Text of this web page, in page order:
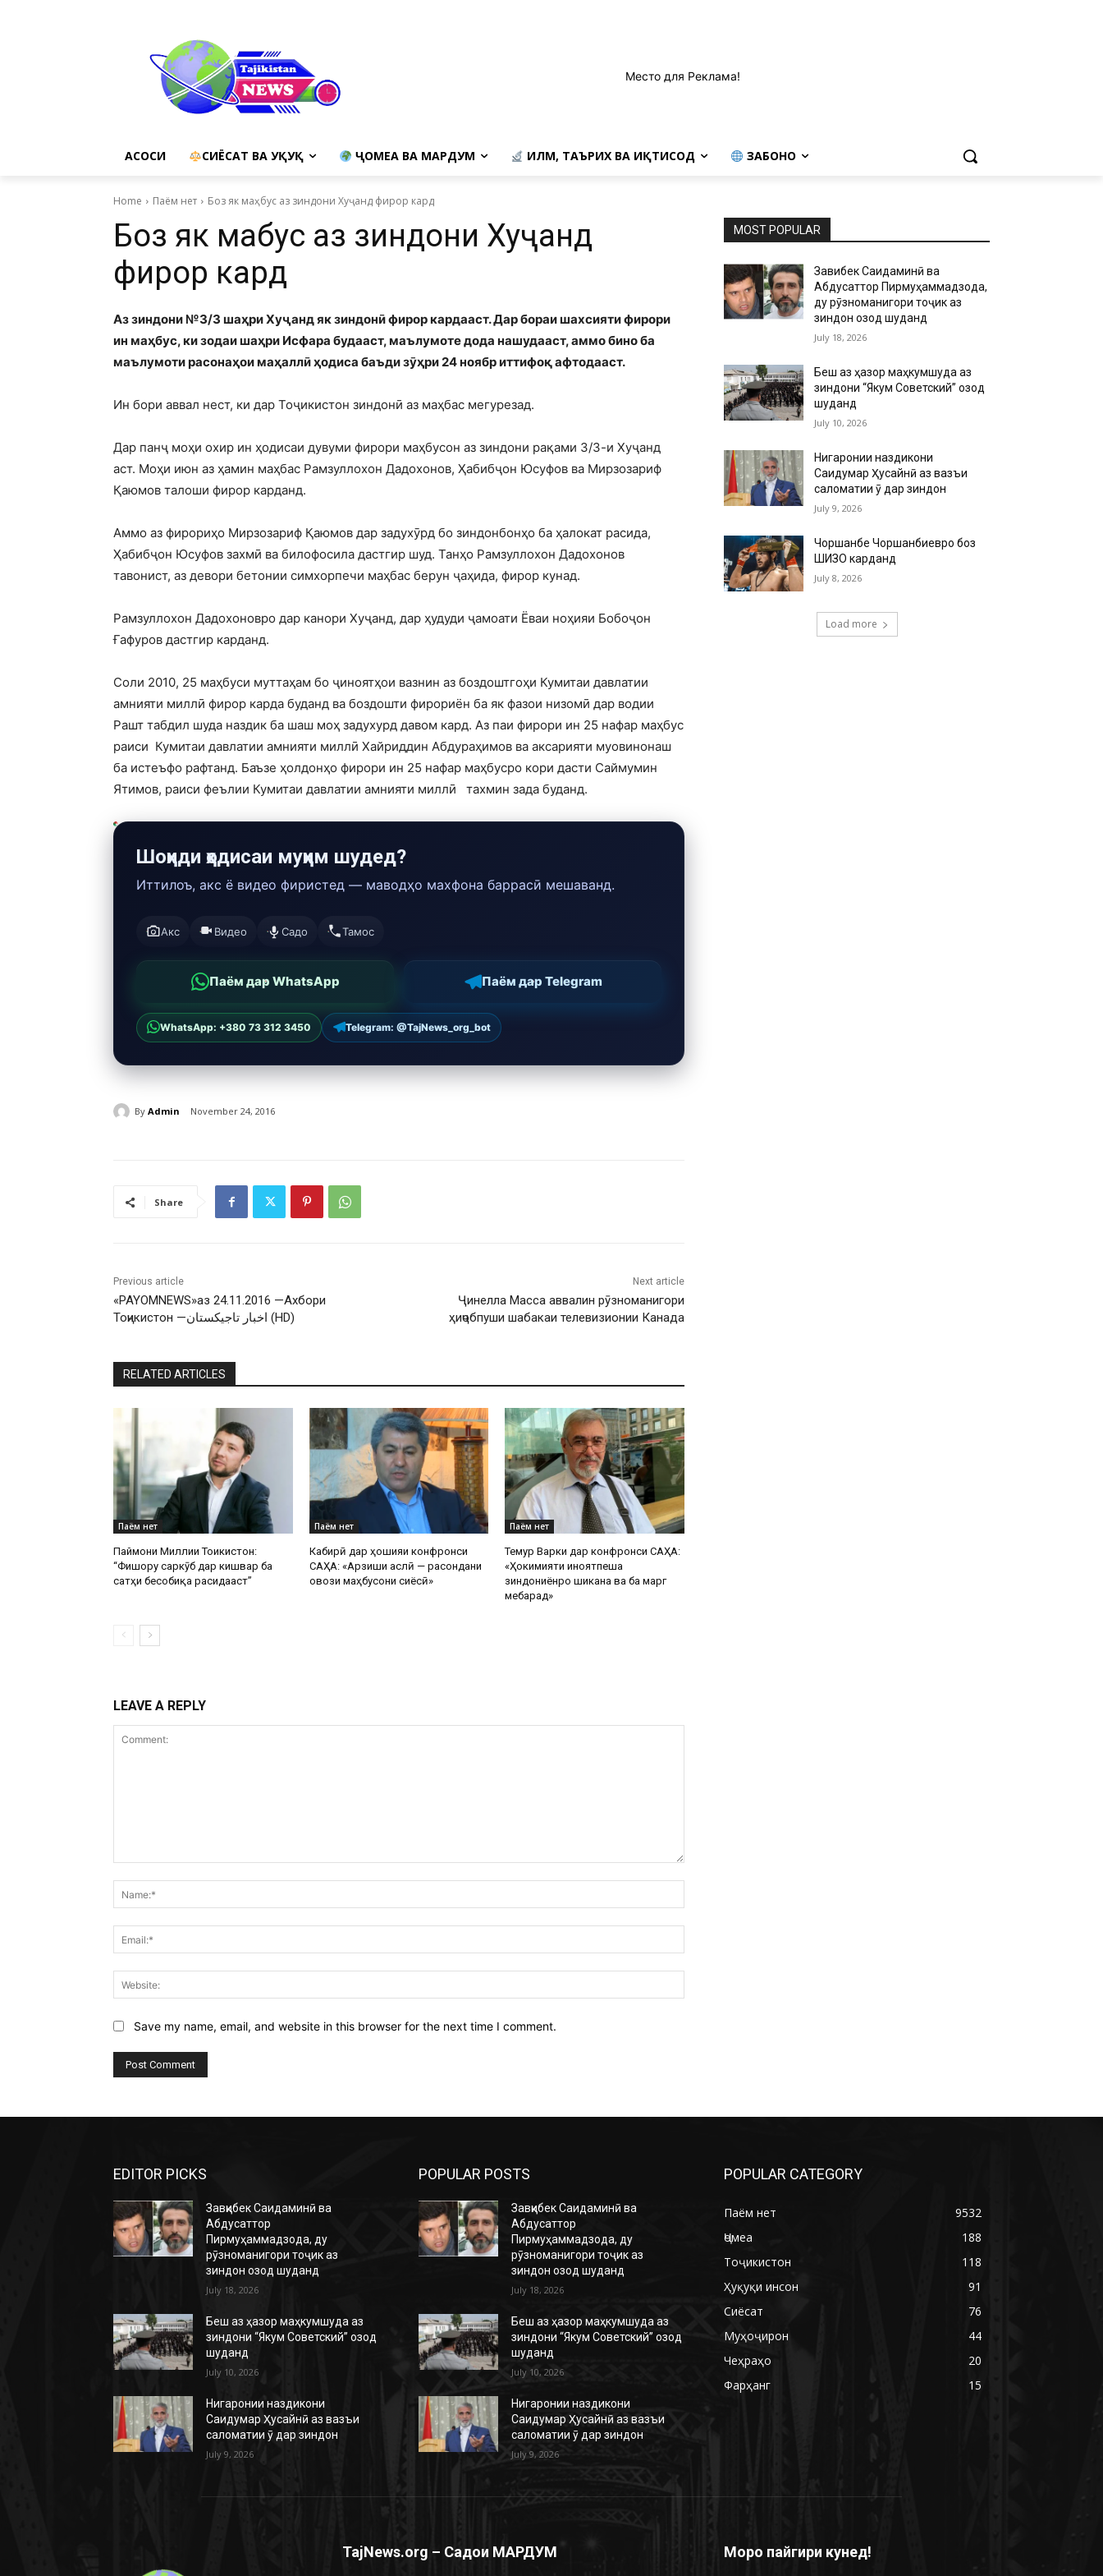
Место для Реклама!
АСОСИ СИЁСАТ ВА ҲУҚУҚ ҶОМЕА ВА МАРДУМ ИЛМ, ТАЪРИХ ВА ИҚТИСОД ЗАБОНҲО
Home Паём нет Боз як маҳбус аз зиндони Хуҷанд фирор кард
Боз як маҳбус аз зиндони Хуҷанд
фирор кард
Аз зиндони №3/3 шаҳри Хуҷанд як зиндонӣ фирор кардааст. Дар бораи шахсияти фирори
ин маҳбус, ки зодаи шаҳри Исфара будааст, маълумоте дода нашудааст, аммо бино ба
маълумоти расонаҳои маҳаллӣ ҳодиса баъди зӯҳри 24 ноябр иттифоқ афтодааст.
Ин бори аввал нест, ки дар Тоҷикистон зиндонӣ аз маҳбас мегурезад.
Дар панҷ моҳи охир ин ҳодисаи дувуми фирори маҳбусон аз зиндони рақами 3/3-и Хуҷанд
аст. Моҳи июн аз ҳамин маҳбас Рамзуллохон Дадохонов, Ҳабибҷон Юсуфов ва Мирзозариф
Қаюмов талоши фирор карданд.
Аммо аз фирориҳо Мирзозариф Қаюмов дар задухӯрд бо зиндонбонҳо ба ҳалокат расида,
Ҳабибҷон Юсуфов захмӣ ва билофосила дастгир шуд. Танҳо Рамзуллохон Дадохонов
тавонист, аз девори бетонии симхорпечи маҳбас берун ҷаҳида, фирор кунад.
Рамзуллохон Дадохоновро дар канори Хуҷанд, дар ҳудуди ҷамоати Ёваи ноҳияи Бобоҷон
Ғафуров дастгир карданд.
Соли 2010, 25 маҳбуси муттаҳам бо ҷиноятҳои вазнин аз боздоштгоҳи Кумитаи давлатии
амнияти миллӣ фирор карда буданд ва боздошти фирориён ба як фазои низомӣ дар водии
Рашт табдил шуда наздик ба шаш моҳ задухурд давом кард. Аз паи фирори ин 25 нафар маҳбус
раиси Кумитаи давлатии амнияти миллӣ Хайриддин Абдураҳимов ва аксарияти муовинонаш
ба истеъфо рафтанд. Баъзе ҳолдонҳо фирори ин 25 нафар маҳбусро кори дасти Саймумин
Ятимов, раиси феълии Кумитаи давлатии амнияти миллӣ тахмин зада буданд.
Шоҳиди ҳодисаи муҳим шудед?
Иттилоъ, акс ё видео фиристед — маводҳо махфона баррасӣ мешаванд.
Акс Видео Садо Тамос
Паём дар WhatsApp Паём дар Telegram
WhatsApp: +380 73 312 3450 Telegram: @TajNews_org_bot
By Admin November 24, 2016
Share
Previous article
«PAYOMNEWS»аз 24.11.2016 —Ахбори
Тоҷикистон —اخبار تاجيكستان (HD)
Next article
Ҷинелла Масса аввалин рӯзноманигори
ҳиҷобпуши шабакаи телевизионии Канада
RELATED ARTICLES
Паём нет
Паймони Миллии Тоҷикистон:
“Фишору саркӯб дар кишвар ба
сатҳи бесобиқа расидааст”
Паём нет
Кабирӣ дар ҳошияи конфронси
САҲА: «Арзиши аслӣ — расондани
овози маҳбусони сиёсӣ»
Паём нет
Темур Варки дар конфронси САҲА:
«Ҳокимияти ҷиноятпеша
зиндониёнро шиканҷа ва ба марг
мебарад»
LEAVE A REPLY
Save my name, email, and website in this browser for the next time I comment.
MOST POPULAR
Завқибек Саидаминӣ ва
Абдусаттор Пирмуҳаммадзода,
ду рӯзноманигори тоҷик аз
зиндон озод шуданд
July 18, 2026
Беш аз ҳазор маҳкумшуда аз
зиндони “Якум Советский” озод
шуданд
July 10, 2026
Нигаронии наздикони
Саидумар Ҳусайнӣ аз вазъи
саломатии ӯ дар зиндон
July 9, 2026
Чоршанбе Чоршанбиевро боз
ШИЗО карданд
July 8, 2026
Load more
EDITOR PICKS
Завқибек Саидаминӣ ва
Абдусаттор
Пирмуҳаммадзода, ду
рӯзноманигори тоҷик аз
зиндон озод шуданд
July 18, 2026
Беш аз ҳазор маҳкумшуда аз
зиндони “Якум Советский” озод
шуданд
July 10, 2026
Нигаронии наздикони
Саидумар Ҳусайнӣ аз вазъи
саломатии ӯ дар зиндон
July 9, 2026
POPULAR POSTS
Завқибек Саидаминӣ ва
Абдусаттор
Пирмуҳаммадзода, ду
рӯзноманигори тоҷик аз
зиндон озод шуданд
July 18, 2026
Беш аз ҳазор маҳкумшуда аз
зиндони “Якум Советский” озод
шуданд
July 10, 2026
Нигаронии наздикони
Саидумар Ҳусайнӣ аз вазъи
саломатии ӯ дар зиндон
July 9, 2026
POPULAR CATEGORY
Паём нет
9532
Ҷомеа
188
Тоҷикистон
118
Ҳуқуқи инсон
91
Сиёсат
76
Муҳоҷирон
44
Чеҳраҳо
20
Фарҳанг
15
TajNews.org – Садои МАРДУМ Моро пайгири кунед!